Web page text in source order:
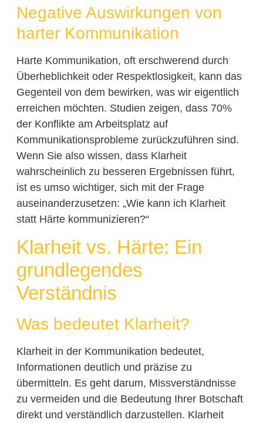
Negative Auswirkungen von
harter Kommunikation
Harte Kommunikation, oft erschwerend durch
Überheblichkeit oder Respektlosigkeit, kann das
Gegenteil von dem bewirken, was wir eigentlich
erreichen möchten. Studien zeigen, dass 70%
der Konflikte am Arbeitsplatz auf
Kommunikationsprobleme zurückzuführen sind.
Wenn Sie also wissen, dass Klarheit
wahrscheinlich zu besseren Ergebnissen führt,
ist es umso wichtiger, sich mit der Frage
auseinanderzusetzen: „Wie kann ich Klarheit
statt Härte kommunizieren?“
Klarheit vs. Härte: Ein
grundlegendes
Verständnis
Was bedeutet Klarheit?
Klarheit in der Kommunikation bedeutet,
Informationen deutlich und präzise zu
übermitteln. Es geht darum, Missverständnisse
zu vermeiden und die Bedeutung Ihrer Botschaft
direkt und verständlich darzustellen. Klarheit